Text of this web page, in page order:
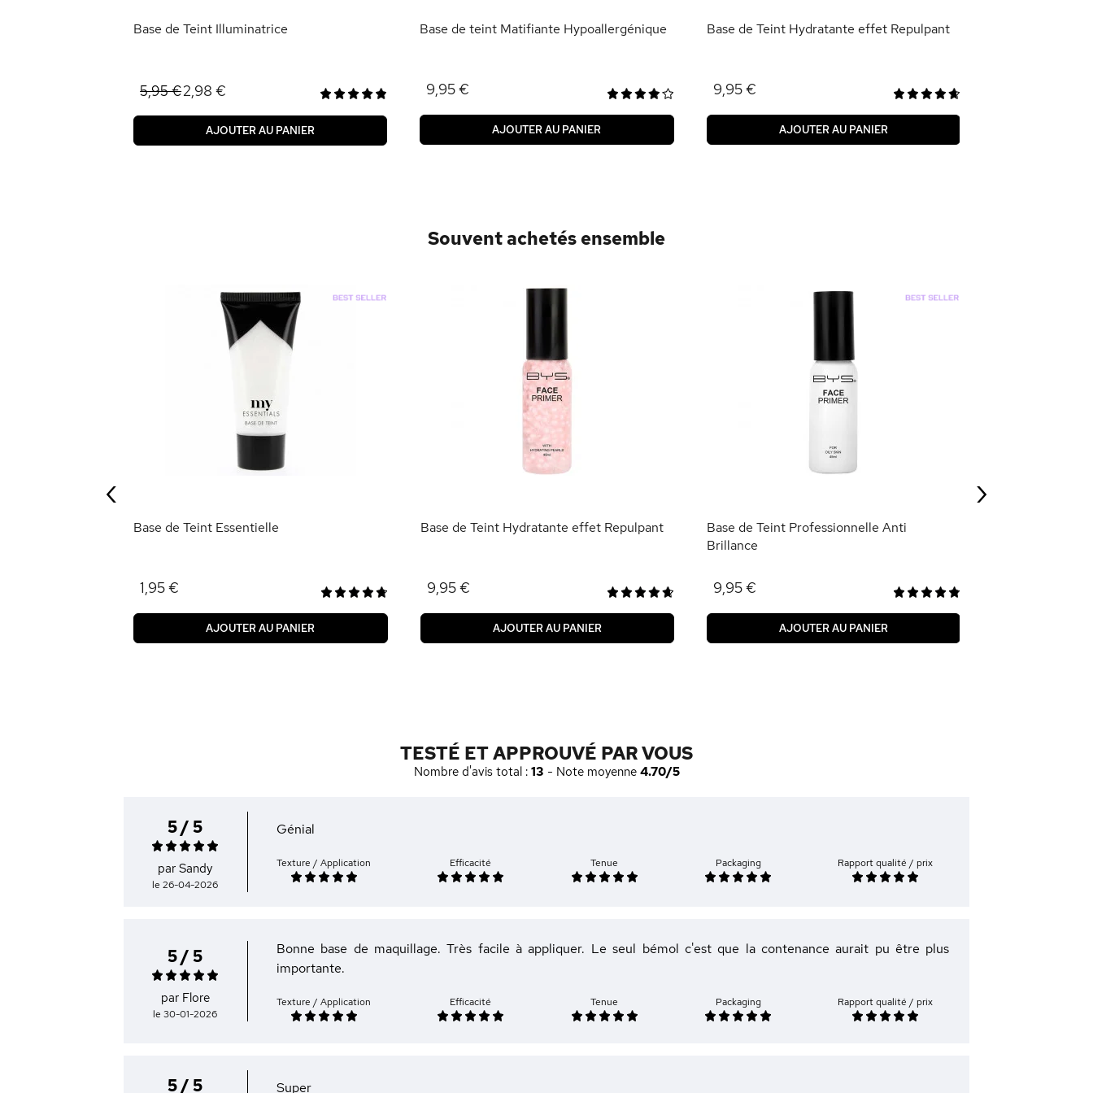
Base de Teint Illuminatrice
5,95 €2,98 €
AJOUTER AU PANIER
Base de teint Matifiante Hypoallergénique
9,95 €
AJOUTER AU PANIER
Base de Teint Hydratante effet Repulpant
9,95 €
AJOUTER AU PANIER
Souvent achetés ensemble
Base de Teint Essentielle
1,95 €
AJOUTER AU PANIER
Base de Teint Hydratante effet Repulpant
9,95 €
AJOUTER AU PANIER
Base de Teint Professionnelle Anti
Brillance
9,95 €
AJOUTER AU PANIER
‹ ›
TESTÉ ET APPROUVÉ PAR VOUS
Nombre d'avis total : 13 - Note moyenne 4.70/5
5 / 5
par Sandy
le 26-04-2026
Génial
Texture / Application Efficacité Tenue Packaging Rapport qualité / prix
5 / 5
par Flore
le 30-01-2026
Bonne base de maquillage. Très facile à appliquer. Le seul bémol c'est que la contenance aurait pu être plus
importante.
Texture / Application Efficacité Tenue Packaging Rapport qualité / prix
5 / 5 Super